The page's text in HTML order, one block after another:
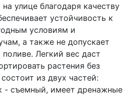
улице благодаря качеству
устойчивость к
условиям и
а также не допускает
Легкий вес даст
растения без
из двух частей:
съемный, имеет дренажные